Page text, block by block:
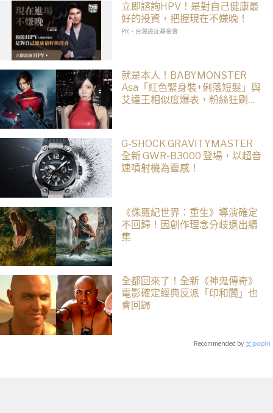
立即諮詢HPV！是對自己健康最
好的投資，把握現在不嫌晚！
PR・台灣癌症基金會
就是本人！BABYMONSTER
Asa「紅色緊身裝+俐落短髮」與
艾達王相似度爆表，粉絲狂刷
G-SHOCK GRAVITYMASTER
全新 GWR-B3000 登場，以超音
速噴射機為靈感！
《侏羅紀世界：重生》導演確定
不回歸！因創作理念分歧退出續
集
全都回來了！全新《神鬼傳奇》
電影確定經典反派「印和闐」也
會回歸
Recommended by